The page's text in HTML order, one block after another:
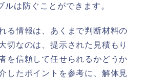
ルは防ぐことができます。
る情報は、あくまで判断材料の
切なのは、提示された見積もり
を信頼して任せられるかどうか
したポイントを参考に、解体見